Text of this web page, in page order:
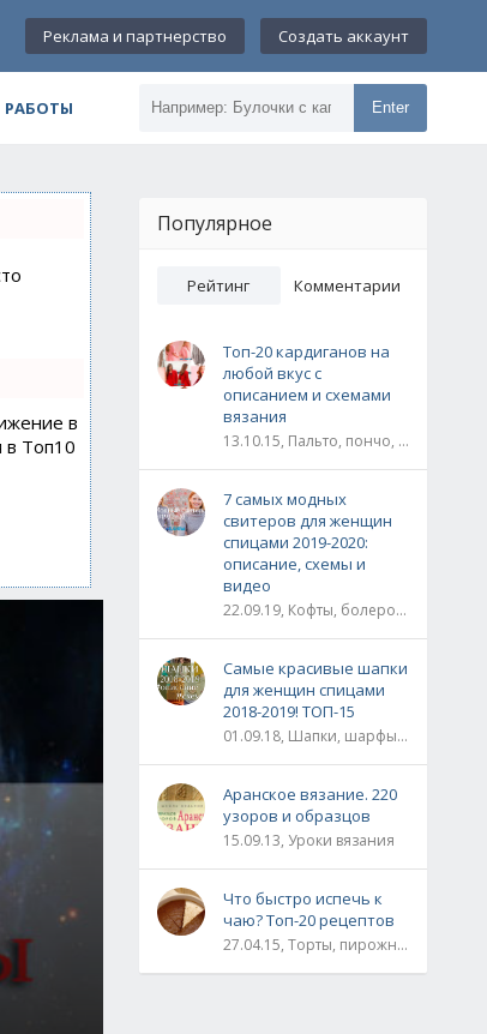
Реклама и партнерство Создать аккаунт
РАБОТЫ Enter
в
в Топ10
Популярное
Рейтинг Комментарии
Топ-20 кардиганов на
любой вкус с
описанием и схемами
вязания
13.10.15, Пальто, пончо, кардиганы
7 самых модных
свитеров для женщин
спицами 2019-2020:
описание, схемы и
видео
22.09.19, Кофты, болеро, жакеты, жилеты, пуловеры и свитера
Самые красивые шапки
для женщин спицами
2018-2019! ТОП-15
01.09.18, Шапки, шарфы, шали, снуды и палантины
Аранское вязание. 220
узоров и образцов
15.09.13, Уроки вязания
Что быстро испечь к
чаю? Топ-20 рецептов
27.04.15, Торты, пирожные, рулеты / Булки, пироги / Печенье, кексы, маффины / На скорую руку